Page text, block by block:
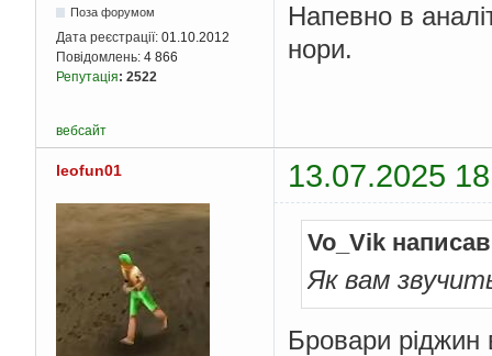
Поза форумом
Дата реєстрації: 01.10.2012
Повідомлень: 4 866
Репутація: 2522
Напевно в
нори.
вебсайт
leofun01 13.07.2025
Vo_Vik
Як вам
Бровари